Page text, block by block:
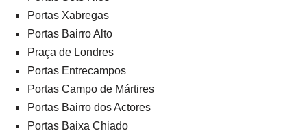
Portas Xabregas
Portas Bairro Alto
Praça de Londres
Portas Entrecampos
Portas Campo de Mártires
Portas Bairro dos Actores
Portas Baixa Chiado